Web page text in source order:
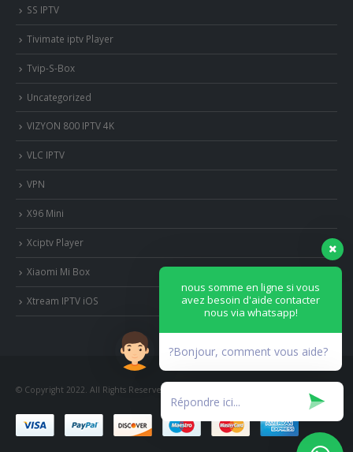
SS IPTV
Tivimate iptv Player
Tvip-S-Box
Uncategorized
VIZYON 800 IPTV 4K
VLC IPTV
VPN
X96 Mini
Xciptv Player
Xiaomi Mi Box
Xtream IPTV iOS
© Copyright 2022. All Rights Reserved.
nous somme en ligne si vous
avez besoin d'aide contacter
nous via whatsapp!
?Bonjour, comment vous aide?